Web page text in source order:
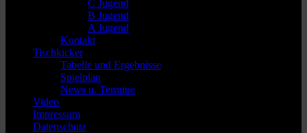
C Jugend
B Jugend
A Jugend
Kontakt
Tischkicker
Tabelle und Ergebnisse
Spielplan
News u. Termine
Video
Impressum
Datenschutz